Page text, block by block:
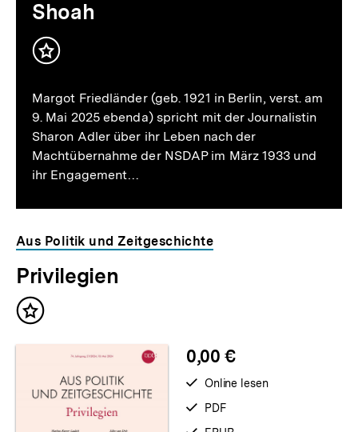
Shoah
Margot Friedländer (geb. 1921 in Berlin, verst. am
9. Mai 2025 ebenda) spricht mit der Journalistin
Sharon Adler über ihr Leben nach der
Machtübernahme der NSDAP im März 1933 und
ihr Engagement…
Aus Politik und Zeitgeschichte
Privilegien
Inhalt
0,00 €
verfügbar
Online lesen
verfügbar
PDF